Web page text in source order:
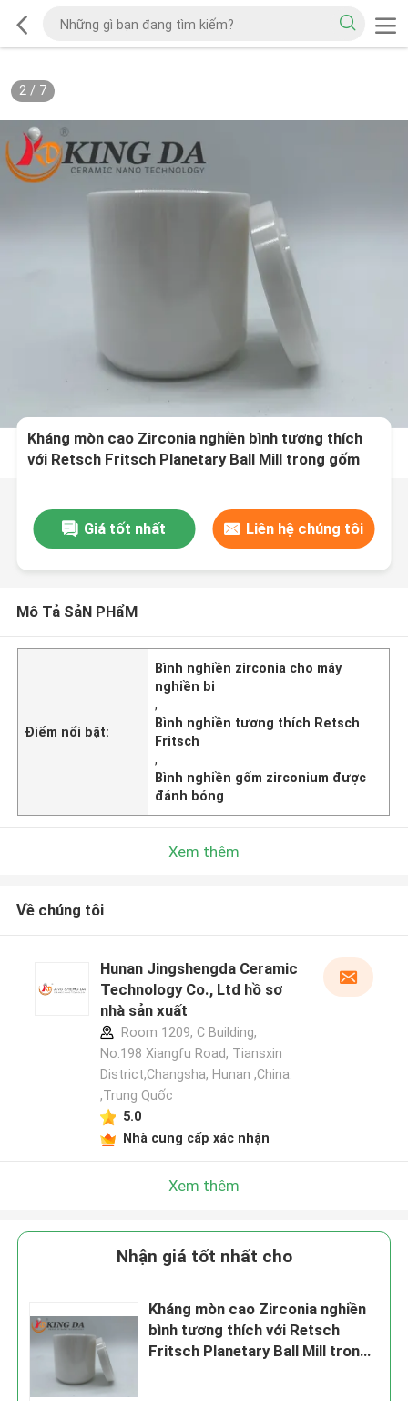
2/ 7
Kháng mòn cao Zirconia nghiền bình tương thích
với Retsch Fritsch Planetary Ball Mill trong gốm
Giá tốt nhất Liên hệ chúng tôi
Mô Tả SảN PHẩM
Điểm nổi bật:
Bình nghiền zirconia cho máy
nghiền bi
,
Bình nghiền tương thích Retsch
Fritsch
,
Bình nghiền gốm zirconium được
đánh bóng
Xem thêm
Về chúng tôi
Hunan Jingshengda Ceramic
Technology Co., Ltd hồ sơ
nhà sản xuất
Room 1209, C Building,
No.198 Xiangfu Road, Tiansxin
District,Changsha, Hunan ,China.
,Trung Quốc
5.0
Nhà cung cấp xác nhận
Xem thêm
Nhận giá tốt nhất cho
Kháng mòn cao Zirconia nghiền
bình tương thích với Retsch
Fritsch Planetary Ball Mill trong